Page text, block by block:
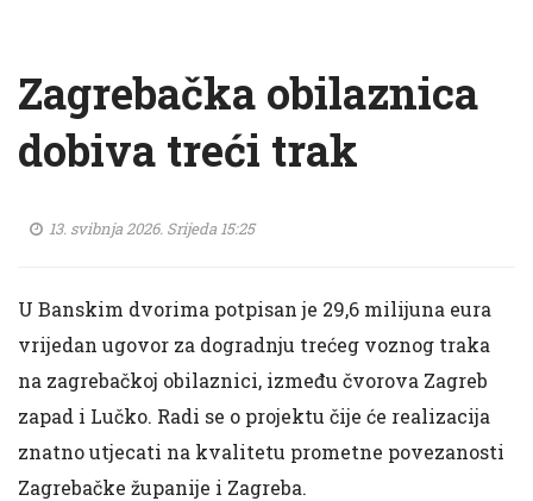
Zagrebačka obilaznica
dobiva treći trak
13. svibnja 2026. Srijeda 15:25
U Banskim dvorima potpisan je 29,6 milijuna eura
vrijedan ugovor za dogradnju trećeg voznog traka
na zagrebačkoj obilaznici, između čvorova Zagreb
zapad i Lučko. Radi se o projektu čije će realizacija
znatno utjecati na kvalitetu prometne povezanosti
Zagrebačke županije i Zagreba.